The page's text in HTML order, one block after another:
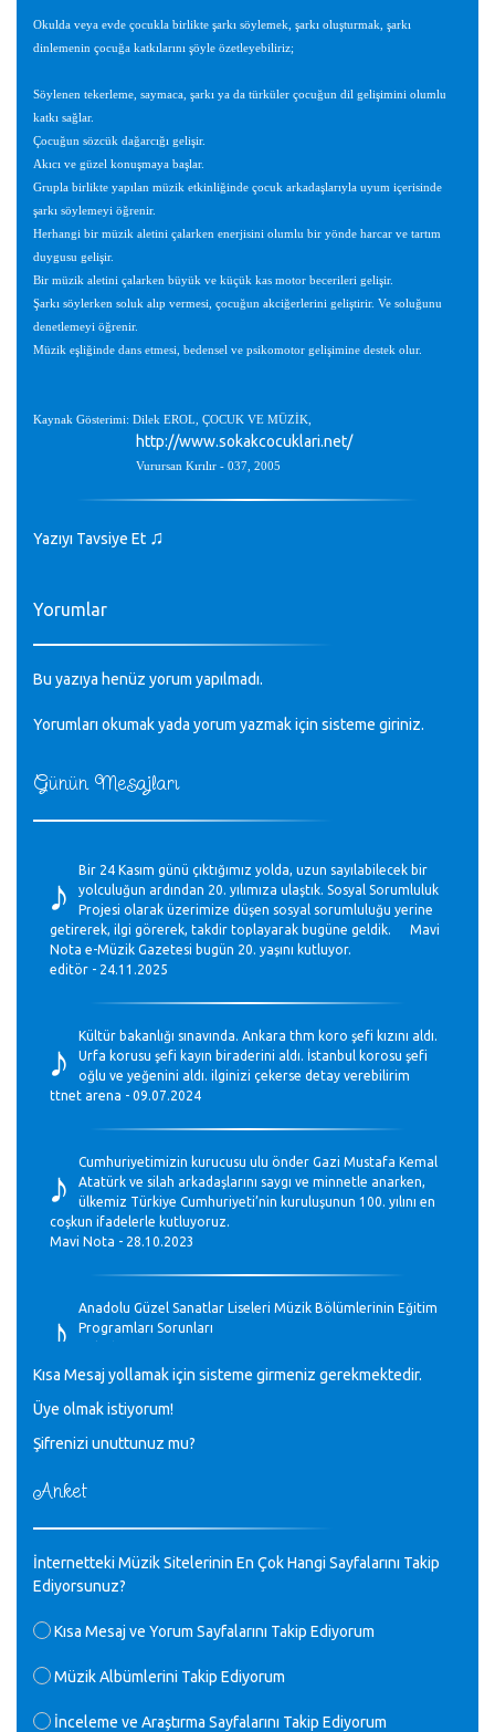
Günün Mesajları
♪
Bir 24 Kasım günü çıktığımız yolda, uzun sayılabilecek bir
yolculuğun ardından 20. yılımıza ulaştık. Sosyal Sorumluluk
Projesi olarak üzerimize düşen sosyal sorumluluğu yerine
getirerek, ilgi görerek, takdir toplayarak bugüne geldik. Mavi
Nota e-Müzik Gazetesi bugün 20. yaşını kutluyor.
editör - 24.11.2025
♪
Kültür bakanlığı sınavında. Ankara thm koro şefi kızını aldı.
Urfa korusu şefi kayın biraderini aldı. İstanbul korosu şefi
oğlu ve yeğenini aldı. ilginizi çekerse detay verebilirim
ttnet arena - 09.07.2024
♪
Cumhuriyetimizin kurucusu ulu önder Gazi Mustafa Kemal
Atatürk ve silah arkadaşlarını saygı ve minnetle anarken,
ülkemiz Türkiye Cumhuriyeti’nin kuruluşunun 100. yılını en
coşkun ifadelerle kutluyoruz.
Mavi Nota - 28.10.2023
♪
Anadolu Güzel Sanatlar Liseleri Müzik Bölümlerinin Eğitim
Programları Sorunları
♪
GEÇMİŞ OLSUN TÜRKİYE!
Mavi Nota - 07.02.2023
♪
30 yıl sonra karşılaşmak çok güzel Kurtuluş, teveccüh
M.Semih Baylan - 08.01.2023
♪
Değerli Müfit hocama en içten sevgi saygılarımı iletin
yaptım.1994 yılında derginin bu daldaki ödülüne layık
görülmüştüm evde yıllar sonra plaketi buldum hadi bir
de verdiği ödülü değerli hocam arşivinde fotoğraf larımız ile
Kısa Mesaj yollamak için sisteme girmeniz gerekmektedir.
Üye olmak istiyorum!
Şifrenizi unuttunuz mu?
Anket
İnternetteki Müzik Sitelerinin En Çok Hangi Sayfalarını Takip
Ediyorsunuz?
Kısa Mesaj ve Yorum Sayfalarını Takip Ediyorum
Müzik Albümlerini Takip Ediyorum
İnceleme ve Araştırma Sayfalarını Takip Ediyorum
Okulda veya evde çocukla birlikte şarkı söylemek, şarkı oluşturmak, şarkı
dinlemenin çocuğa katkılarını şöyle özetleyebiliriz;
Söylenen tekerleme, saymaca, şarkı ya da türküler çocuğun dil gelişimini olumlu
katkı sağlar.
Çocuğun sözcük dağarcığı gelişir.
Akıcı ve güzel konuşmaya başlar.
Grupla birlikte yapılan müzik etkinliğinde çocuk arkadaşlarıyla uyum içerisinde
şarkı söylemeyi öğrenir.
Herhangi bir müzik aletini çalarken enerjisini olumlu bir yönde harcar ve tartım
duygusu gelişir.
Bir müzik aletini çalarken büyük ve küçük kas motor becerileri gelişir.
Şarkı söylerken soluk alıp vermesi, çocuğun akciğerlerini geliştirir. Ve soluğunu
denetlemeyi öğrenir.
Müzik eşliğinde dans etmesi, bedensel ve psikomotor gelişimine destek olur.
Kaynak Gösterimi: Dilek EROL, ÇOCUK VE MÜZİK,
http://www.sokakcocuklari.net/
Vurursan Kırılır - 037, 2005
Yazıyı Tavsiye Et ♫
Yorumlar
Bu yazıya henüz yorum yapılmadı.
Yorumları okumak yada yorum yazmak için sisteme giriniz.